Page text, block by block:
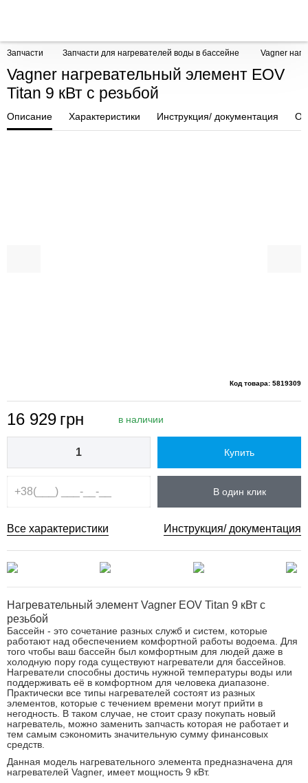
Запчасти Запчасти для нагревателей воды в бассейне Vagner
Vagner нагревательный элемент EOV
Titan 9 кВт с резьбой
Описание Характеристики Инструкция/ документация
Код товара: 5819309
16 929 грн в наличии
Купить
В один клик
Все характеристики Инструкция/ документация
Нагревательный элемент Vagner EOV Titan 9 кВт с
резьбой
Бассейн - это сочетание разных служб и систем, которые
работают над обеспечением комфортной работы водоема. Для
того чтобы ваш бассейн был комфортным для людей даже в
холодную пору года существуют нагреватели для бассейнов.
Нагреватели способны достичь нужной температуры воды или
поддерживать её в комфортном для человека диапазоне.
Практически все типы нагревателей состоят из разных
элементов, которые с течением времени могут прийти в
негодность. В таком случае, не стоит сразу покупать новый
нагреватель, можно заменить запчасть которая не работает и
тем самым сэкономить значительную сумму финансовых
средств.
Данная модель нагревательного элемента предназначена для
нагревателей Vagner, имеет мощность 9 кВт.